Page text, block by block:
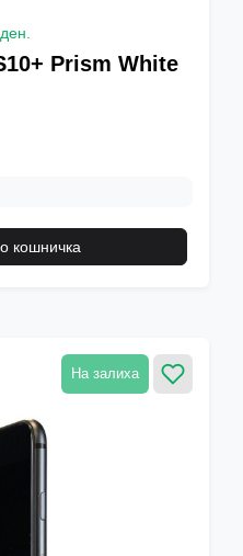
Prism White
кошничка
На залиха